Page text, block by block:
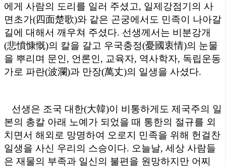
에게 사람의 도리를 일러 주셨고, 일제강점기의 사
면초가(四面楚歌)와 같은 곤궁에서도 민족이 나아갈
길에 대해서 깨우쳐 주셨다. 선생께서는 비분강개
(悲憤慷慨)의 칼을 갈고 우국충정(憂國衷情)의 눈물
을 뿌리며 문인, 언론인, 교육자, 역사학자, 독립운동
가로 파란(波瀾)과 만장(萬丈)의 일생을 사셨다.
선생은 조국 대한(大韓)이 비통하게도 제국주의 일
본의 총칼 아래 노예가 되었을 때 통한의 절규를 외
치면서 해외로 망명하여 오로지 민족을 위해 헌걸찬
일생을 사신 우리의 스승이다. 오늘날, 세상 사람들
은 재물의 부족과 일신의 불편을 원망하지만 어찌